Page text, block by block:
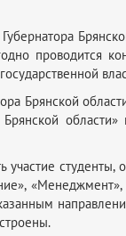
проводится
Брянской
Брянской
участие